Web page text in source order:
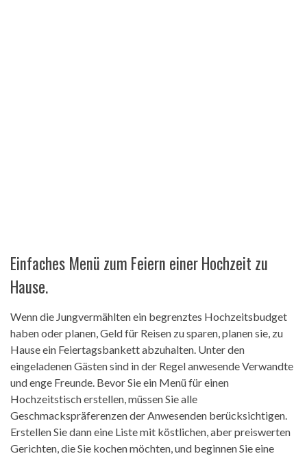
Einfaches Menü zum Feiern einer Hochzeit zu
Hause.
Wenn die Jungvermählten ein begrenztes Hochzeitsbudget
haben oder planen, Geld für Reisen zu sparen, planen sie, zu
Hause ein Feiertagsbankett abzuhalten. Unter den
eingeladenen Gästen sind in der Regel anwesende Verwandte
und enge Freunde. Bevor Sie ein Menü für einen
Hochzeitstisch erstellen, müssen Sie alle
Geschmackspräferenzen der Anwesenden berücksichtigen.
Erstellen Sie dann eine Liste mit köstlichen, aber preiswerten
Gerichten, die Sie kochen möchten, und beginnen Sie eine